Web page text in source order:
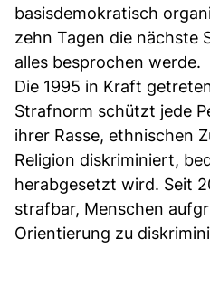
basisdemokratisch
zehn Tagen die nächste
alles besprochen werde.
Die 1995 in Kraft
Strafnorm schützt jede
ihrer Rasse, ethnischen
Religion diskriminiert,
herabgesetzt wird. Seit
strafbar, Menschen
Orientierung zu